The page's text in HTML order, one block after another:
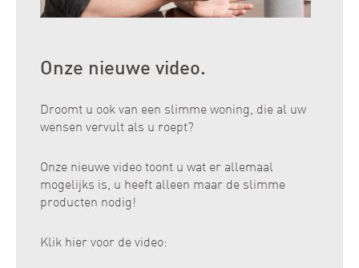
Onze nieuwe video.
Droomt u ook van een slimme woning, die al uw
wensen vervult als u roept?
Onze nieuwe video toont u wat er allemaal
mogelijks is, u heeft alleen maar de slimme
producten nodig!
Klik hier voor de video: